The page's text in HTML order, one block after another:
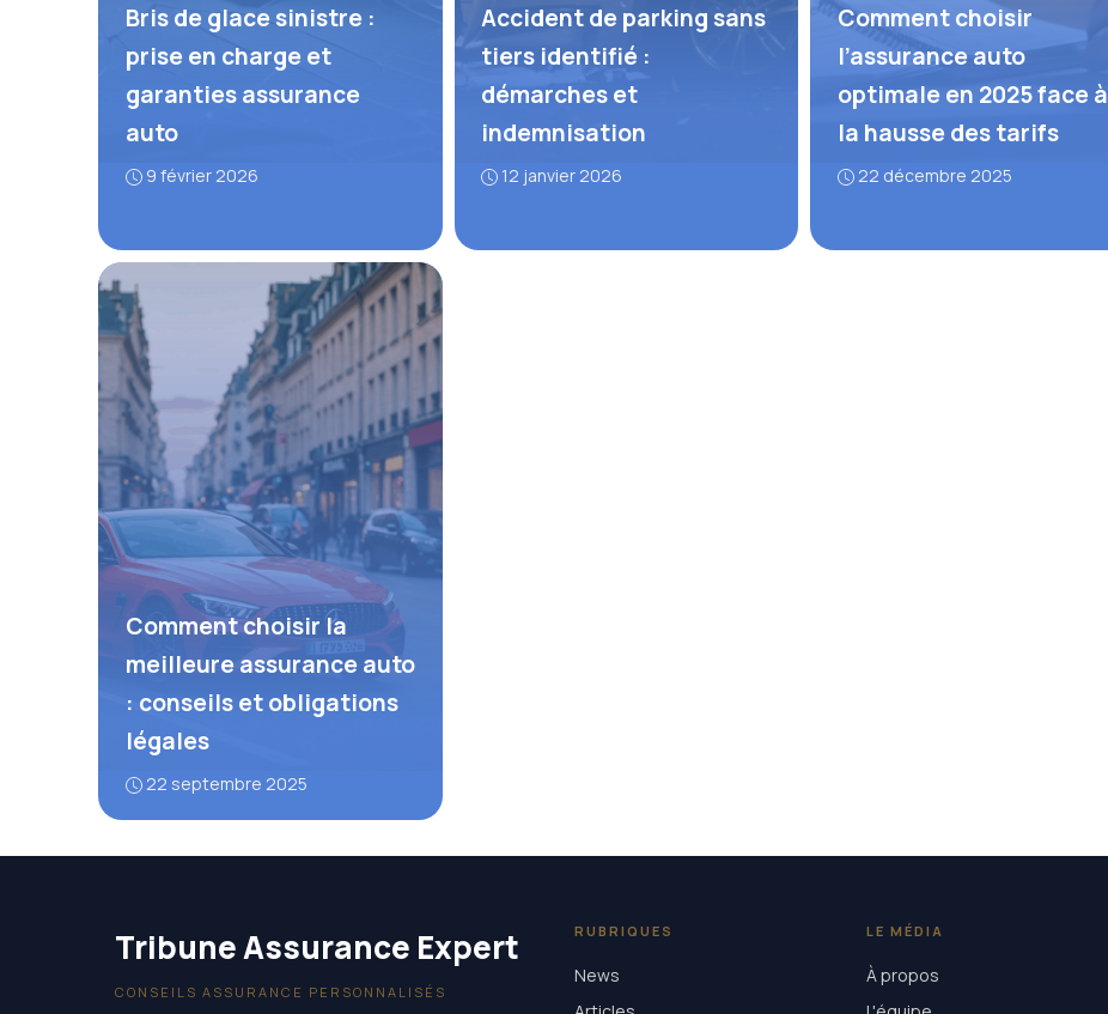
Bris de glace sinistre :
prise en charge et
garanties assurance
auto
9 février 2026
Accident de parking sans
tiers identifié :
démarches et
indemnisation
12 janvier 2026
Comment choisir
l’assurance auto
optimale en 2025 face à
la hausse des tarifs
22 décembre 2025
Comment choisir la
meilleure assurance auto
: conseils et obligations
légales
22 septembre 2025
Tribune Assurance Expert
CONSEILS ASSURANCE PERSONNALISÉS
RUBRIQUES
News
LE MÉDIA
À propos